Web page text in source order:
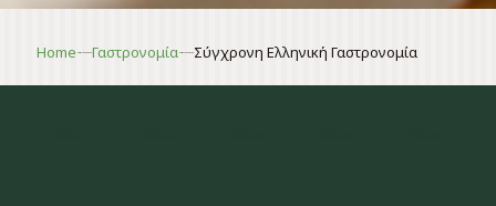
Home Γαστρονομία Σύγχρονη Ελληνική Γαστρονομία